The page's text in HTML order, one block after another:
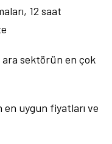
12 saat
ara sektörün en çok
uygun fiyatları ve